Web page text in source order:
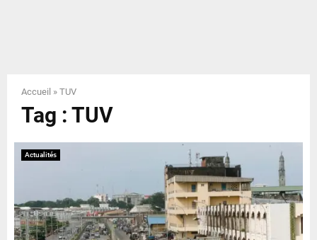
N
U
Accueil » TUV
Tag : TUV
Actualités